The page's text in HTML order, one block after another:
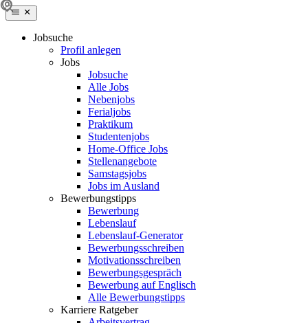
Jobsuche
Profil anlegen
Jobs
Jobsuche
Alle Jobs
Nebenjobs
Ferialjobs
Praktikum
Studentenjobs
Home-Office Jobs
Stellenangebote
Samstagsjobs
Jobs im Ausland
Bewerbungstipps
Bewerbung
Lebenslauf
Lebenslauf-Generator
Bewerbungsschreiben
Motivationsschreiben
Bewerbungsgespräch
Bewerbung auf Englisch
Alle Bewerbungstipps
Karriere Ratgeber